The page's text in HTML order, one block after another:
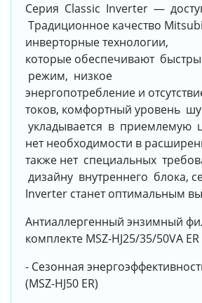
Серия Classic Inverter —
Традиционное качество
инверторные технологии,
которые обеспечивают
режим, низкое
энергопотребление и
токов, комфортный уровень
укладывается в приемлемую
нет необходимости в
также нет специальных
дизайну внутреннего блока,
Inverter станет оптимальным
Антиаллергенный энзимный
комплекте MSZ-HJ25/35/50VA ER
- Сезонная
(MSZ-HJ50 ER)